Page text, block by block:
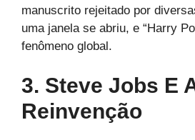
manuscrito rejeitado por
uma janela se abriu, e “Harry
fenômeno global.
3. Steve Jobs E
Reinvenção